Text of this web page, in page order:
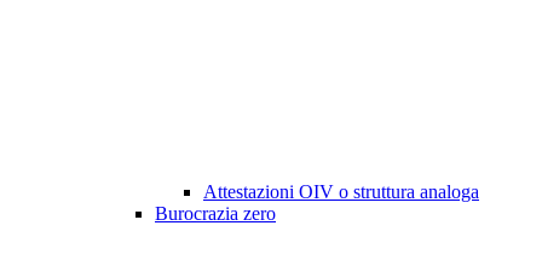
Attestazioni OIV o struttura analoga
Burocrazia zero